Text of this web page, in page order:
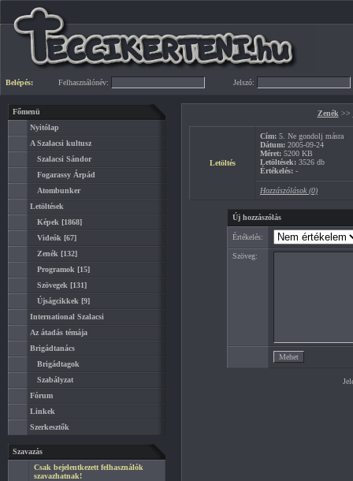
Belépés: Felhasználónév: Jelszó:
Főmenü
Nyitólap
A Szalacsi kultusz
Szalacsi Sándor
Fogarassy Árpád
Atombunker
Letöltések
Képek [1868]
Videók [67]
Zenék [132]
Programok [15]
Szövegek [131]
Újságcikkek [9]
International Szalacsi
Az átadás témája
Brigádtanács
Brigádtagok
Szabályzat
Fórum
Linkek
Szerkesztők
Szavazás
Csak bejelentkezett felhasználók
szavazhatnak!
Zenék >>
Letöltés
Cím: 5. Ne gondolj másra
Dátum: 2005-09-24
Méret: 5200 KB
Letöltések: 3526 db
Értékelés: -
Hozzászólások (0)
Új hozzászólás
Értékelés:
Szöveg: